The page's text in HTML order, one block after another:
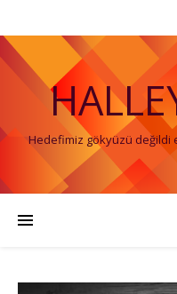
Hedefimiz gökyüzü değildi